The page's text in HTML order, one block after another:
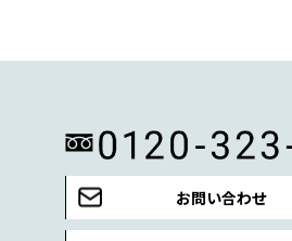
お問い合わせ